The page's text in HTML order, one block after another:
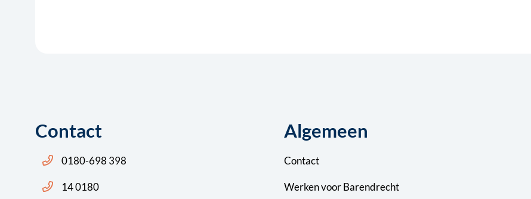
Contact
Bel ons: 14 0180
0180-698 398
Bel ons: 14 0180
14 0180
Algemeen
Contact
Werken voor Barendrecht